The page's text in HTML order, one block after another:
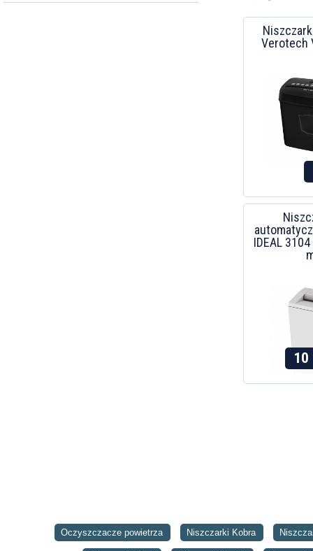
Verotech
IDEAL
10
Oczyszczacze powietrza Niszczarki Kobra